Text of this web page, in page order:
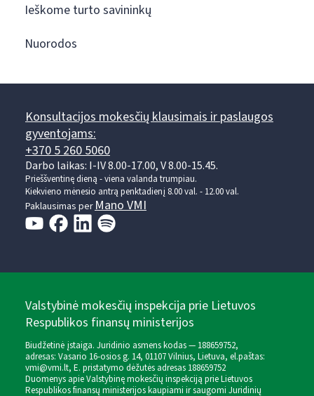
Ieškome turto savininkų
Nuorodos
Konsultacijos mokesčių klausimais ir paslaugos
gyventojams:
+370 5 260 5060
Darbo laikas: I-IV 8.00-17.00, V 8.00-15.45.
Prieššventinę dieną - viena valanda trumpiau.
Kiekvieno mėnesio antrą penktadienį 8.00 val. - 12.00 val.
Paklausimas per Mano VMI
Valstybinė mokesčių inspekcija prie Lietuvos
Respublikos finansų ministerijos
Biudžetinė įstaiga. Juridinio asmens kodas — 188659752,
adresas: Vasario 16-osios g. 14, 01107 Vilnius, Lietuva, el.paštas:
vmi@vmi.lt, E. pristatymo dėžutės adresas 188659752
Duomenys apie Valstybinę mokesčių inspekciją prie Lietuvos
Respublikos finansų ministerijos kaupiami ir saugomi Juridinių